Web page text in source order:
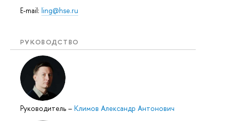
E-mail: ling@hse.ru
РУКОВОДСТВО
Руководитель – Климов Александр Антонович